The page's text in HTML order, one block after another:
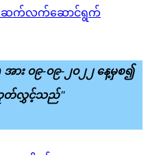
ဆက်လက်ဆောင်ရွက်
အား ၀၉-၀၉-၂၀၂၂ နေ့မှစ၍
င်ထုတ်လွှင့်သည်"